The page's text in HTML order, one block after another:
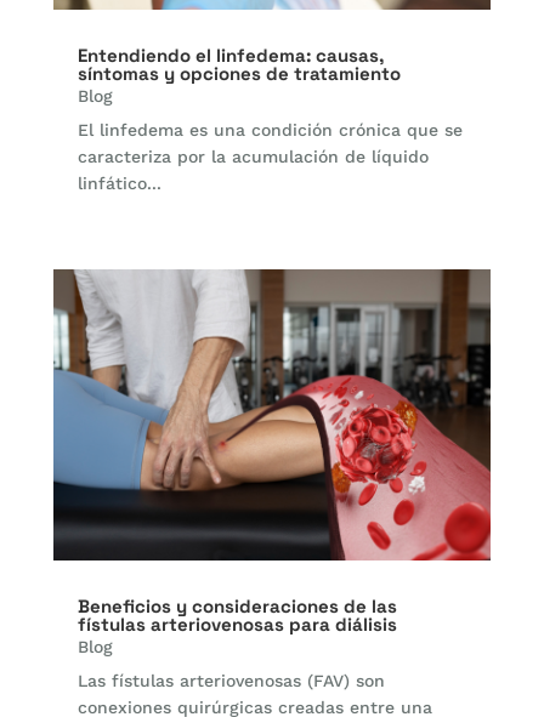
Entendiendo el linfedema: causas,
síntomas y opciones de tratamiento
Blog
El linfedema es una condición crónica que se
caracteriza por la acumulación de líquido
linfático...
Beneficios y consideraciones de las
fístulas arteriovenosas para diálisis
Blog
Las fístulas arteriovenosas (FAV) son
conexiones quirúrgicas creadas entre una